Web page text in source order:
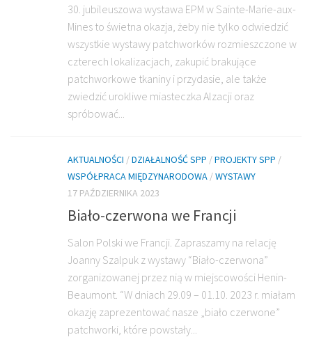
30. jubileuszowa wystawa EPM w Sainte-Marie-aux-
Mines to świetna okazja, żeby nie tylko odwiedzić
wszystkie wystawy patchworków rozmieszczone w
czterech lokalizacjach, zakupić brakujące
patchworkowe tkaniny i przydasie, ale także
zwiedzić urokliwe miasteczka Alzacji oraz
spróbować...
AKTUALNOŚCI /DZIAŁALNOŚĆ SPP /PROJEKTY SPP /
WSPÓŁPRACA MIĘDZYNARODOWA /WYSTAWY
17 PAŹDZIERNIKA 2023
Biało-czerwona we Francji
Salon Polski we Francji. Zapraszamy na relację
Joanny Szalpuk z wystawy “Biało-czerwona”
zorganizowanej przez nią w miejscowości Henin-
Beaumont. “W dniach 29.09 – 01.10. 2023 r. miałam
okazję zaprezentować nasze „biało czerwone”
patchworki, które powstały...